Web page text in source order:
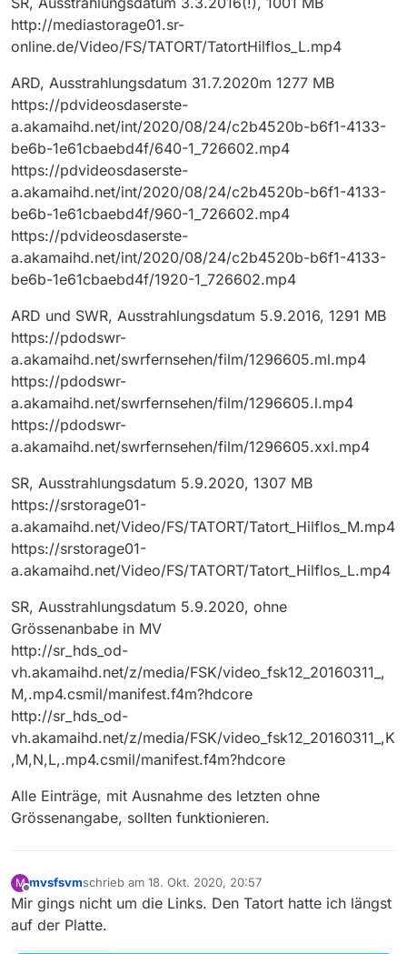
vh.akamaihd.net/z/media/FSK/video_fsk12_20160311_,
K,M,N,L,.mp4.csmil/manifest.f4m
Das dürfte eher ein Fall für ffmpeg statt VLC sein.
http://mediastorage01.sr-
online.de/Video/FS/TATORT/TatortHilflos_L.mp4
ARD, Ausstrahlungsdatum 31.7.2020m 1277 MB
https://pdvideosdaserste-
a.akamaihd.net/int/2020/08/24/c2b4520b-b6f1-4133-
be6b-1e61cbaebd4f/640-1_726602.mp4
https://pdvideosdaserste-
a.akamaihd.net/int/2020/08/24/c2b4520b-b6f1-4133-
be6b-1e61cbaebd4f/960-1_726602.mp4
https://pdvideosdaserste-
a.akamaihd.net/int/2020/08/24/c2b4520b-b6f1-4133-
be6b-1e61cbaebd4f/1920-1_726602.mp4
ARD und SWR, Ausstrahlungsdatum 5.9.2016, 1291 MB
https://pdodswr-
a.akamaihd.net/swrfernsehen/film/1296605.ml.mp4
https://pdodswr-
a.akamaihd.net/swrfernsehen/film/1296605.l.mp4
https://pdodswr-
a.akamaihd.net/swrfernsehen/film/1296605.xxl.mp4
SR, Ausstrahlungsdatum 5.9.2020, 1307 MB
https://srstorage01-
a.akamaihd.net/Video/FS/TATORT/Tatort_Hilflos_M.mp4
https://srstorage01-
a.akamaihd.net/Video/FS/TATORT/Tatort_Hilflos_L.mp4
SR, Ausstrahlungsdatum 5.9.2020, ohne
Grössenanbabe in MV
http://sr_hds_od-
vh.akamaihd.net/z/media/FSK/video_fsk12_20160311_,
M,.mp4.csmil/manifest.f4m?hdcore
http://sr_hds_od-
vh.akamaihd.net/z/media/FSK/video_fsk12_20160311_,K
,M,N,L,.mp4.csmil/manifest.f4m?hdcore
Alle Einträge, mit Ausnahme des letzten ohne
Grössenangabe, sollten funktionieren.
M
Offline
mvsfsvmschrieb am 18. Okt. 2020, 20:57
zuletzt editiert von
Mir gings nicht um die Links. Den Tatort hatte ich längst
auf der Platte.